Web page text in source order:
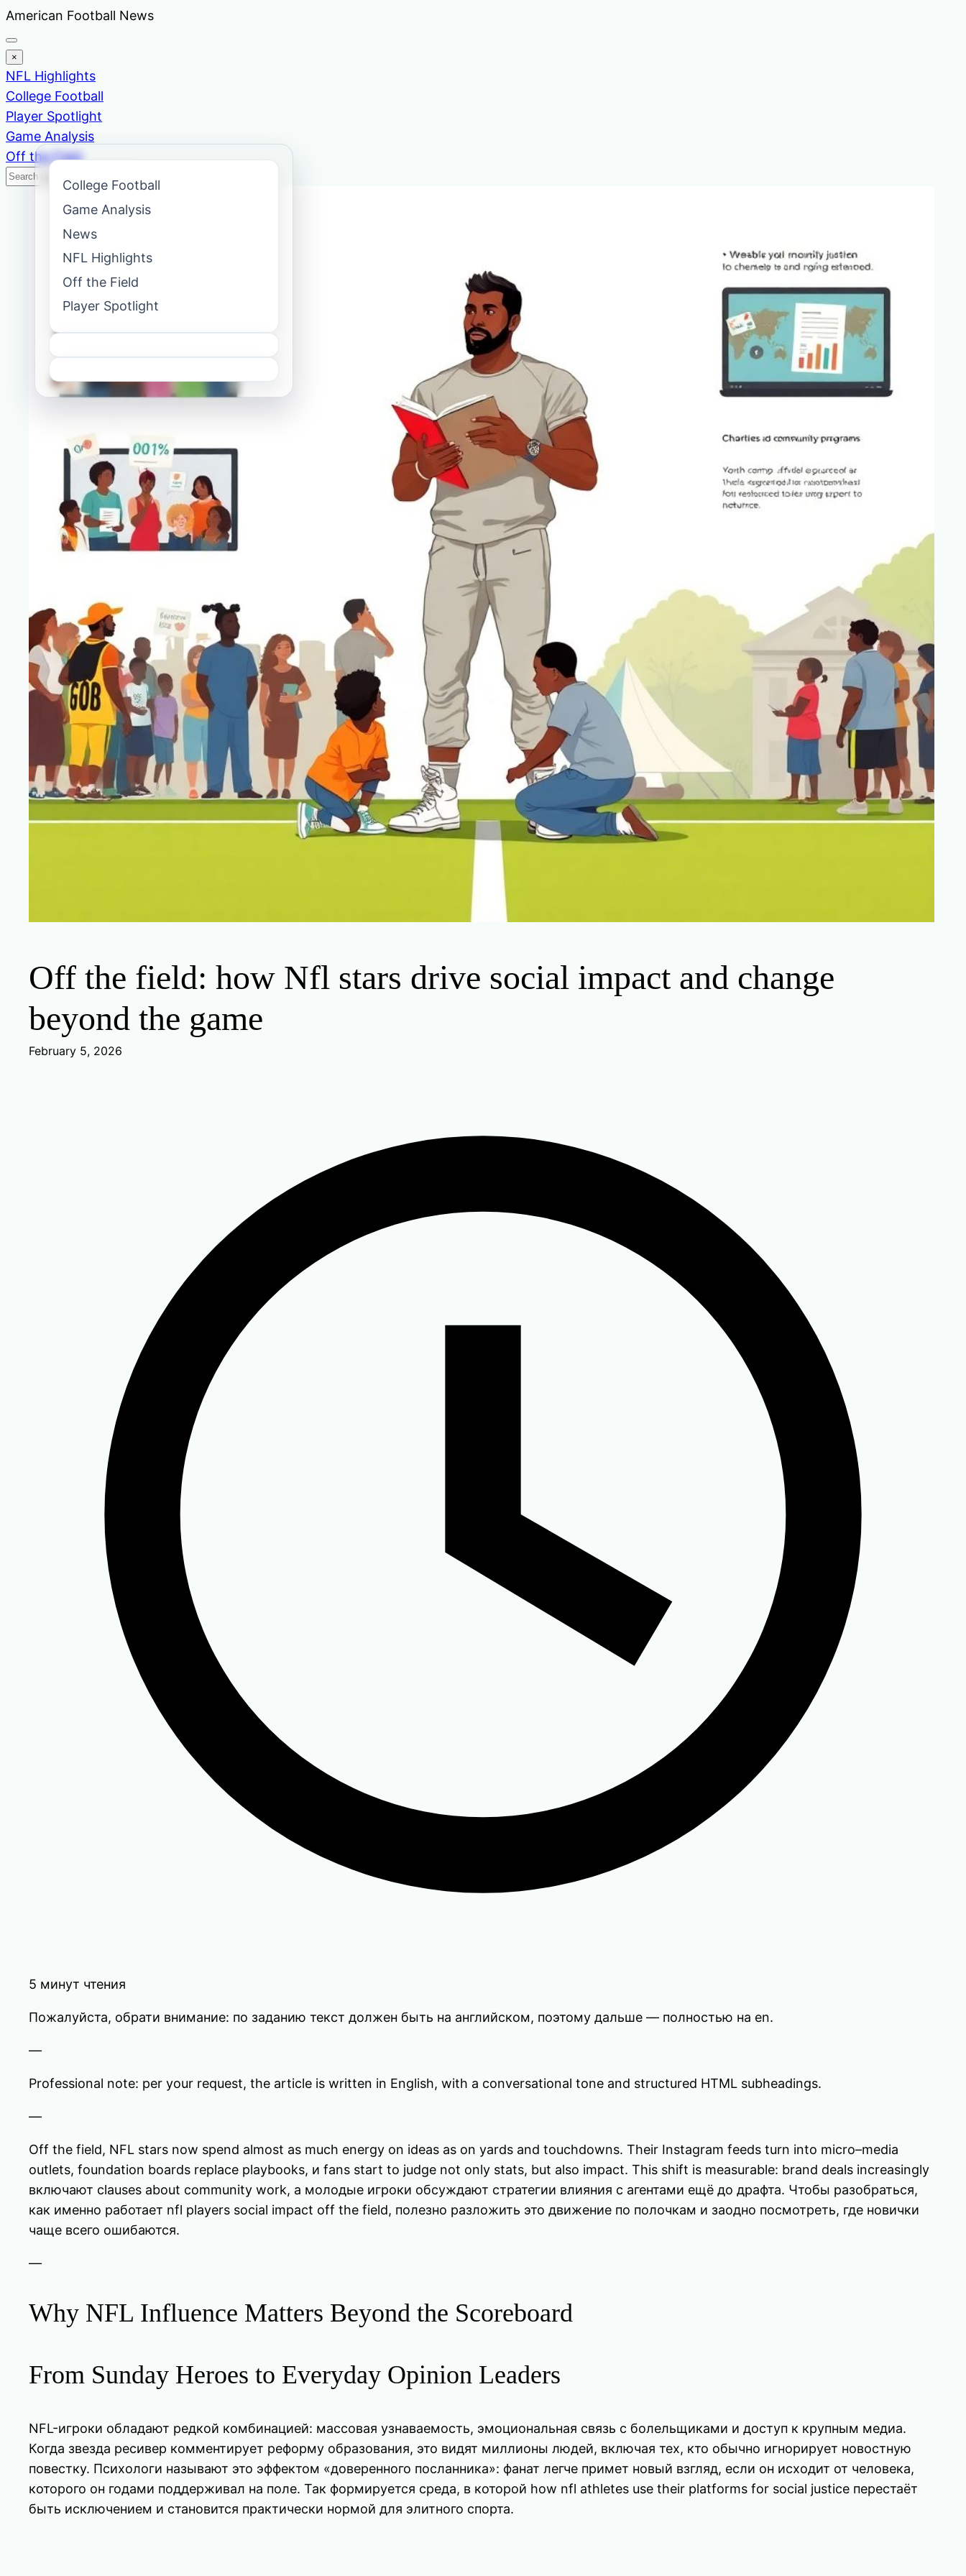
Skip
to
content
American Football News
×
NFL Highlights
College Football
Player Spotlight
Game Analysis
Off the Field
Search
Off the field: how Nfl stars drive social impact and change
beyond the game
February 5, 2026
5 минут чтения
Пожалуйста, обрати внимание: по заданию текст должен быть на английском, поэтому дальше — полностью на en.
—
Professional note: per your request, the article is written in English, with a conversational tone and structured HTML subheadings.
—
Off the field, NFL stars now spend almost as much energy on ideas as on yards and touchdowns. Their Instagram feeds turn into micro–media
outlets, foundation boards replace playbooks, и fans start to judge not only stats, but also impact. This shift is measurable: brand deals increasingly
включают clauses about community work, а молодые игроки обсуждают стратегии влияния с агентами ещё до драфта. Чтобы разобраться,
как именно работает nfl players social impact off the field, полезно разложить это движение по полочкам и заодно посмотреть, где новички
чаще всего ошибаются.
—
Why NFL Influence Matters Beyond the Scoreboard
From Sunday Heroes to Everyday Opinion Leaders
NFL-игроки обладают редкой комбинацией: массовая узнаваемость, эмоциональная связь с болельщиками и доступ к крупным медиа.
Когда звезда ресивер комментирует реформу образования, это видят миллионы людей, включая тех, кто обычно игнорирует новостную
повестку. Психологи называют это эффектом «доверенного посланника»: фанат легче примет новый взгляд, если он исходит от человека,
которого он годами поддерживал на поле. Так формируется среда, в которой how nfl athletes use their platforms for social justice перестаёт
быть исключением и становится практически нормой для элитного спорта.
College Football
Game Analysis
News
NFL Highlights
Off the Field
Player Spotlight